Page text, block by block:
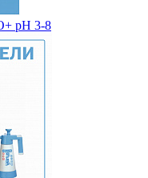
pH 3-8